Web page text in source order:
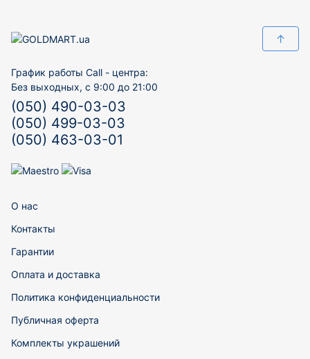
↑
График работы Call - центра:
Без выходных, с 9:00 до 21:00
(050) 490-03-03
(050) 499-03-03
(050) 463-03-01
О нас
Контакты
Гарантии
Оплата и доставка
Политика конфиденциальности
Публичная оферта
Комплекты украшений